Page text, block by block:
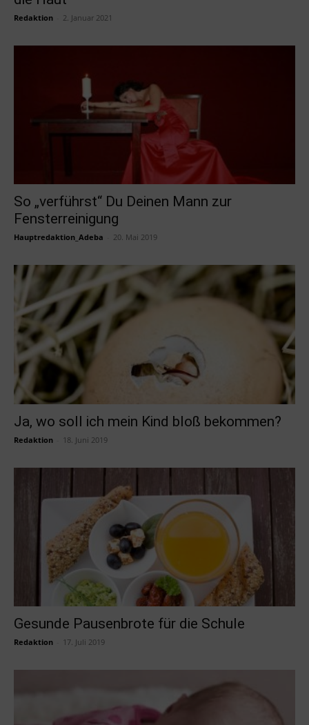
Redaktion 2. Januar 2021
So „verführst“ Du Deinen Mann zur
Fensterreinigung
Hauptredaktion_Adeba 20. Mai 2019
Ja, wo soll ich mein Kind bloß bekommen?
Redaktion 18. Juni 2019
Gesunde Pausenbrote für die Schule
Redaktion 17. Juli 2019